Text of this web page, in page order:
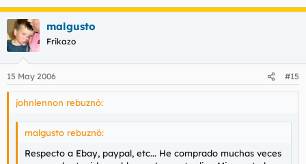
malgusto
Frikazo
15 May 2006 #15
johnlennon rebuznó:
malgusto rebuznó:
Respecto a Ebay, paypal, etc... He comprado muchas veces